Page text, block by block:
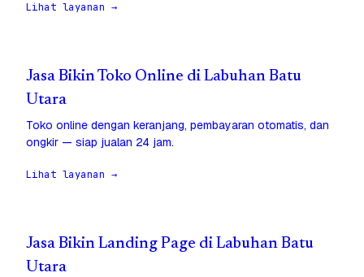
Lihat layanan →
Jasa Bikin Toko Online di Labuhan Batu
Utara
Toko online dengan keranjang, pembayaran otomatis, dan
ongkir — siap jualan 24 jam.
Lihat layanan →
Jasa Bikin Landing Page di Labuhan Batu
Utara